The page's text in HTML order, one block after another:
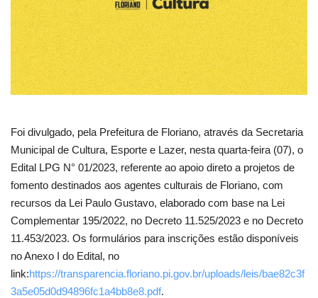
Foi divulgado, pela Prefeitura de Floriano, através da Secretaria
Municipal de Cultura, Esporte e Lazer, nesta quarta-feira (07), o
Edital LPG N° 01/2023, referente ao apoio direto a projetos de
fomento destinados aos agentes culturais de Floriano, com
recursos da Lei Paulo Gustavo, elaborado com base na Lei
Complementar 195/2022, no Decreto 11.525/2023 e no Decreto
11.453/2023. Os formulários para inscrições estão disponíveis
no Anexo I do Edital, no
link:https://transparencia.floriano.pi.gov.br/uploads/leis/bae82c3f
3a5e05d0d94896fc1a4bb8e8.pdf.